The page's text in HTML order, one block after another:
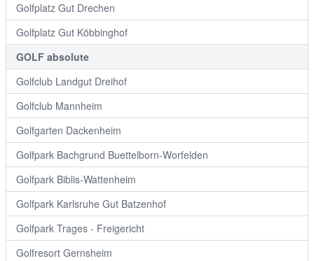
Golfplatz Gut Drechen
Golfplatz Gut Köbbinghof
GOLF absolute
Golfclub Landgut Dreihof
Golfclub Mannheim
Golfgarten Dackenheim
Golfpark Bachgrund Buettelborn-Worfelden
Golfpark Biblis-Wattenheim
Golfpark Karlsruhe Gut Batzenhof
Golfpark Trages - Freigericht
Golfresort Gernsheim